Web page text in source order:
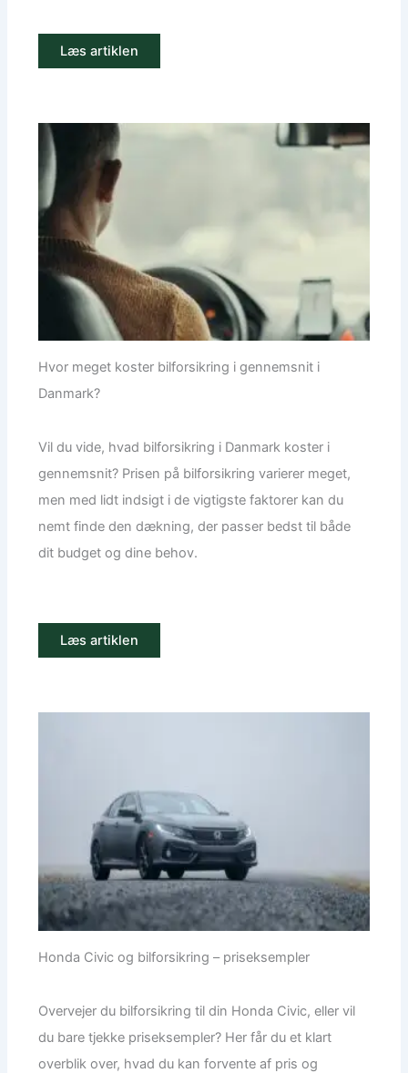
Læs artiklen
Hvor meget koster bilforsikring i gennemsnit i
Danmark?
Vil du vide, hvad bilforsikring i Danmark koster i
gennemsnit? Prisen på bilforsikring varierer meget,
men med lidt indsigt i de vigtigste faktorer kan du
nemt finde den dækning, der passer bedst til både
dit budget og dine behov.
Læs artiklen
Honda Civic og bilforsikring – priseksempler
Overvejer du bilforsikring til din Honda Civic, eller vil
du bare tjekke priseksempler? Her får du et klart
overblik over, hvad du kan forvente af pris og